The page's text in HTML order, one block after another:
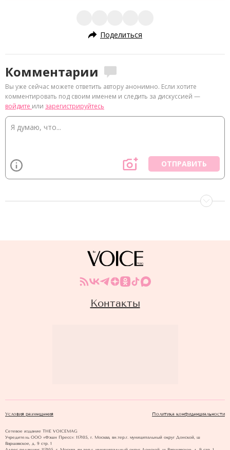
Поделиться
Комментарии
Вы уже сейчас можете ответить автору анонимно. Если хотите
комментировать под своим именем и следить за дискуссией —
войдите или зарегистрируйтесь
ОТПРАВИТЬ
Контакты
Условия размещения Политика конфиденциальности
Сетевое издание THE VOICEMAG
Учредитель ООО «Фэшн Пресс»: 117105, г. Москва, вн.тер.г. муниципальный округ Донской, ш
Варшавское, д. 9 стр. 1